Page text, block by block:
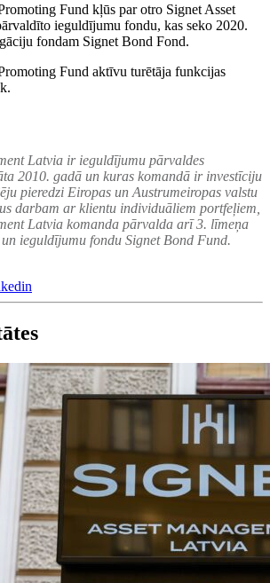
Fund kļūs par otro Signet Asset
ieguldījumu fondu, kas seko 2020.
fondam Signet Bond Fond.
Fund aktīvu turētāja funkcijas
Latvia ir ieguldījumu pārvaldes
2010. gadā un kuras komandā ir investīciju
pieredzi Eiropas un Austrumeiropas valstu
darbam ar klientu individuāliem portfeļiem,
Latvia komanda pārvalda arī 3. līmeņa
ieguldījumu fondu Signet Bond Fund.